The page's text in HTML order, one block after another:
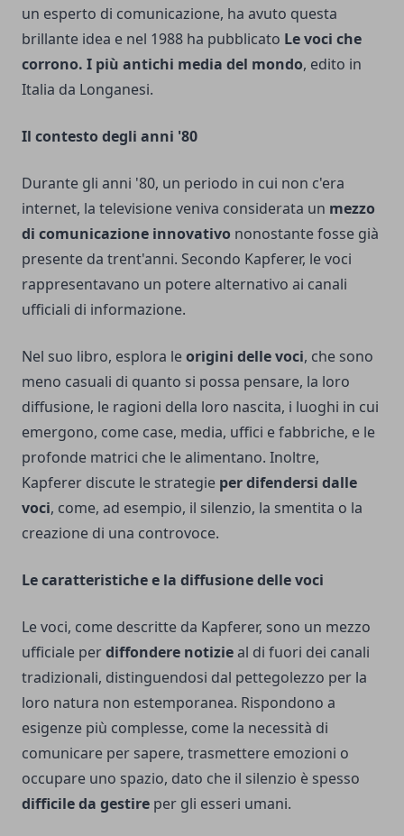
un esperto di comunicazione, ha avuto questa
brillante idea e nel 1988 ha pubblicato Le voci che
corrono. I più antichi media del mondo, edito in
Italia da Longanesi.
Il contesto degli anni '80
Durante gli anni '80, un periodo in cui non c'era
internet, la televisione veniva considerata un mezzo
di comunicazione innovativo nonostante fosse già
presente da trent'anni. Secondo Kapferer, le voci
rappresentavano un potere alternativo ai canali
ufficiali di informazione.
Nel suo libro, esplora leorigini delle voci, che sono
meno casuali di quanto si possa pensare, la loro
diffusione, le ragioni della loro nascita, i luoghi in cui
emergono, come case, media, uffici e fabbriche, e le
profonde matrici che le alimentano. Inoltre,
Kapferer discute le strategie per difendersi dalle
voci, come, ad esempio, il silenzio, la smentita o la
creazione di una controvoce.
Le caratteristiche e la diffusione delle voci
Le voci, come descritte da Kapferer, sono un mezzo
ufficiale perdiffondere notizieal di fuori dei canali
tradizionali, distinguendosi dal pettegolezzo per la
loro natura non estemporanea. Rispondono a
esigenze più complesse, come la necessità di
comunicare per sapere, trasmettere emozioni o
occupare uno spazio, dato che il silenzio è spesso
difficile da gestire per gli esseri umani.